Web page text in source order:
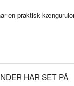
en praktisk
HAR SET PÅ